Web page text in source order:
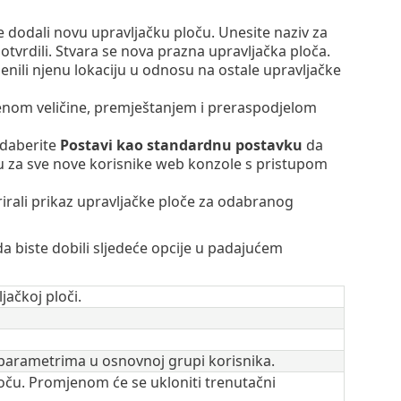
novu upravljačku ploču. Unesite naziv za
Stvara se nova prazna upravljačka ploča.
njenu lokaciju u odnosu na ostale upravljačke
veličine, premještanjem i preraspodjelom
Postavi kao standardnu postavku da
sve nove korisnike web konzole s pristupom
prikaz upravljačke ploče za odabranog
biste dobili sljedeće opcije u padajućem
ploči.
u osnovnoj grupi korisnika.
Promjenom će se ukloniti trenutačni